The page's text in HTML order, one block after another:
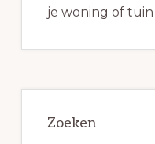
je woning of tuin
Zoeken